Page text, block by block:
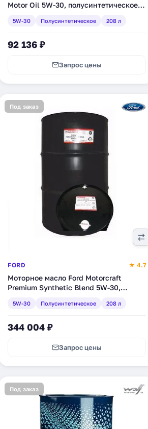
Motor Oil 5W-30, полусинтетическое,
5W-30 Полусинтетическое 208 л
92 136 ₽
Запрос цены
Под заказ
FORD ★ 4.7
Моторное масло Ford Motorcraft
Premium Synthetic Blend 5W-30,
DSP)
5W-30 Полусинтетическое 208 л
344 004 ₽
Запрос цены
Под заказ